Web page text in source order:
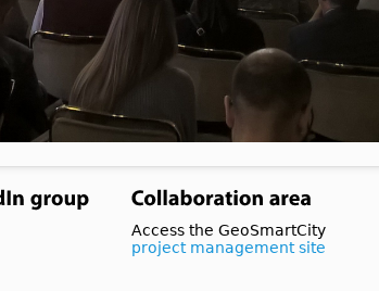
Access the GeoSmartCity
project management site